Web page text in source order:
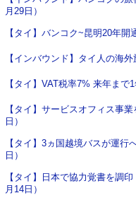
月29日）
【タイ】バンコク~昆明20年開
【インバウンド】タイ人の海
【タイ】VAT税率7% 来年まで
【タイ】サービスオフィス事
日）
【タイ】3ヵ国越境バスが運
日）
【タイ】日本で協力覚書を調
月14日）